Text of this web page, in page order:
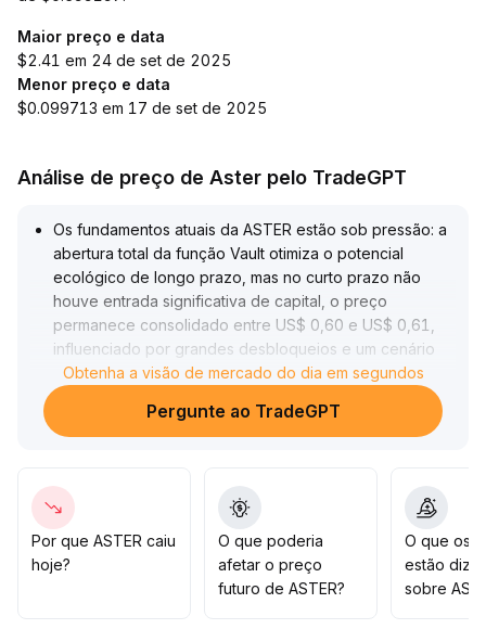
Maior preço e data
$2.41 em 24 de set de 2025
Menor preço e data
$0.099713 em 17 de set de 2025
Análise de preço de Aster pelo TradeGPT
Os fundamentos atuais da ASTER estão sob pressão: a
abertura total da função Vault otimiza o potencial
ecológico de longo prazo, mas no curto prazo não
houve entrada significativa de capital, o preço
permanece consolidado entre US$ 0,60 e US$ 0,61,
influenciado por grandes desbloqueios e um cenário
técnico fraco, com o momentum altista limitado.
A pressão pelo lado da oferta e a efetividade do
suporte em US$ 0,58 exigem atenção redobrada; se
pressão de custos transacionais na plataforma,
recomenda-se manter uma alocação cautelosa e
aguardar confirmação de volume acima de US$ 0,62
no gráfico diário antes de aumentar posições
Obtenha a visão de mercado do dia em segundos
Pergunte ao TradeGPT
Por que ASTER caiu
hoje?
O que poderia
afetar o preço
futuro de ASTER?
O que os
estão
sobre